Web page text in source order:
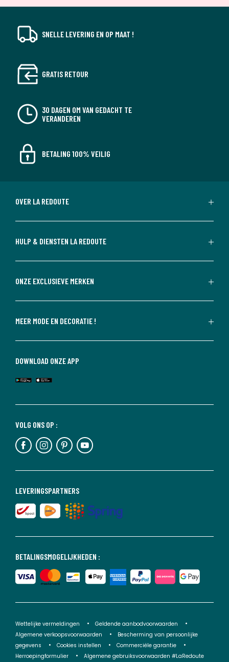
SNELLE LEVERING EN OP MAAT !
GRATIS RETOUR
30 DAGEN OM VAN GEDACHT TE
VERANDEREN
BETALING 100% VEILIG
OVER LA REDOUTE
HULP & DIENSTEN LA REDOUTE
ONZE EXCLUSIEVE MERKEN
MEER MODE EN DECORATIE !
BETALINGSMOGELIJKHEDEN :
LEVERINGSPARTNERS
VOLG ONS OP :
DOWNLOAD ONZE APP
Wettelijke vermeldingen
Geldende aanbodvoorwaarden
Algemene verkoopsvoorwaarden
Bescherming van persoonlijke
gegevens
Cookies instellen
Commerciële garantie
Herroepingformulier
Algemene gebruiksvoorwaarden #LaRedoute